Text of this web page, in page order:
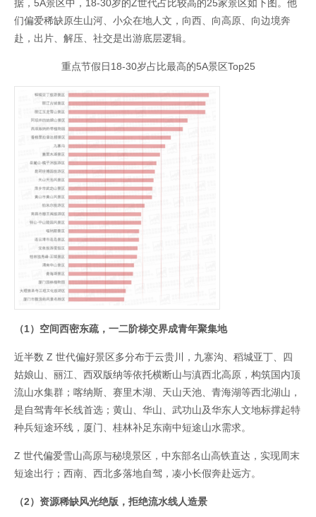
据，5A景区中，18-30岁的Z世代占比较高的25家景区如下图。他
们偏爱稀缺原生山河、小众在地人文，向西、向高原、向边境奔
赴，出片、解压、社交是出游底层逻辑。
重点节假日18-30岁占比最高的5A景区Top25
（1）空间西密东疏，一二阶梯交界成青年聚集地
近半数 Z 世代偏好景区多分布于云贵川，九寨沟、稻城亚丁、四
姑娘山、丽江、西双版纳等依托横断山与滇西北高原，构筑国内顶
流山水集群；喀纳斯、赛里木湖、天山天池、青海湖等西北湖山，
是自驾青年长线首选；黄山、华山、武功山及华东人文地标撑起特
种兵短途环线，厦门、桂林补足东南中短途山水需求。
Z 世代偏爱雪山高原与秘境景区，中东部名山高铁直达，实现周末
短途出行；西南、西北多落地自驾，凑小长假奔赴远方。
（2）资源稀缺风光绝版，拒绝流水线人造景